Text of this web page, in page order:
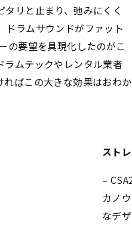
タリと止まり、弛みにくく
ドラムサウンドがファット
の要望を具現化したのがこ
ラムテックやレンタル業者
ばこの大きな効果はおわか
スト
–
カノ
なデ